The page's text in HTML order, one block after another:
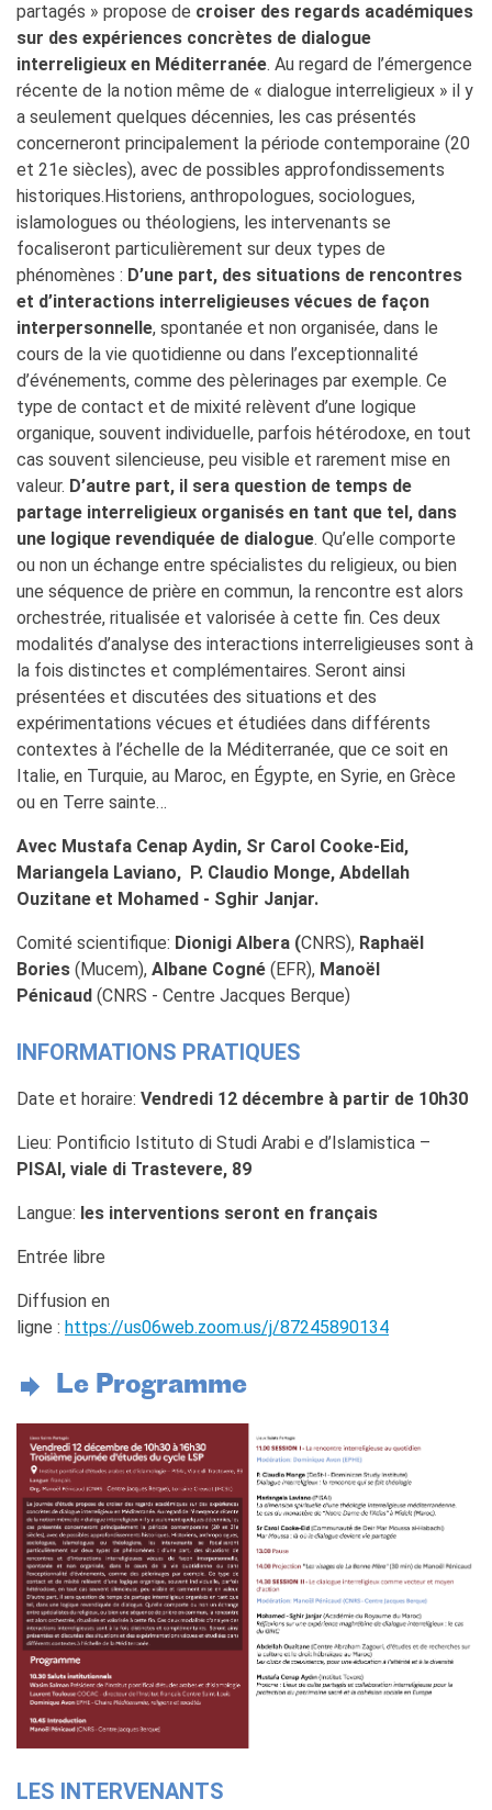
partagés » propose de croiser des regards académiques
sur des expériences concrètes de dialogue
interreligieux en Méditerranée. Au regard de l’émergence
récente de la notion même de « dialogue interreligieux » il y
a seulement quelques décennies, les cas présentés
concerneront principalement la période contemporaine (20
et 21e siècles), avec de possibles approfondissements
historiques.Historiens, anthropologues, sociologues,
islamologues ou théologiens, les intervenants se
focaliseront particulièrement sur deux types de
phénomènes : D’une part, des situations de rencontres
et d’interactions interreligieuses vécues de façon
interpersonnelle, spontanée et non organisée, dans le
cours de la vie quotidienne ou dans l’exceptionnalité
d’événements, comme des pèlerinages par exemple. Ce
type de contact et de mixité relèvent d’une logique
organique, souvent individuelle, parfois hétérodoxe, en tout
cas souvent silencieuse, peu visible et rarement mise en
valeur. D’autre part, il sera question de temps de
partage interreligieux organisés en tant que tel, dans
une logique revendiquée de dialogue. Qu’elle comporte
ou non un échange entre spécialistes du religieux, ou bien
une séquence de prière en commun, la rencontre est alors
orchestrée, ritualisée et valorisée à cette fin. Ces deux
modalités d’analyse des interactions interreligieuses sont à
la fois distinctes et complémentaires. Seront ainsi
présentées et discutées des situations et des
expérimentations vécues et étudiées dans différents
contextes à l’échelle de la Méditerranée, que ce soit en
Italie, en Turquie, au Maroc, en Égypte, en Syrie, en Grèce
ou en Terre sainte…
Avec Mustafa Cenap Aydin, Sr Carol Cooke-Eid,
Mariangela Laviano, P. Claudio Monge, Abdellah
Ouzitane et Mohamed - Sghir Janjar.
Comité scientifique: Dionigi Albera (CNRS), Raphaël
Bories (Mucem), Albane Cogné (EFR), Manoël
Pénicaud (CNRS - Centre Jacques Berque)
INFORMATIONS PRATIQUES
Date et horaire: Vendredi 12 décembre à partir de 10h30
Lieu: Pontificio Istituto di Studi Arabi e d’Islamistica –
PISAI, viale di Trastevere, 89
Langue: les interventions seront en français
Entrée libre
Diffusion en
ligne : https://us06web.zoom.us/j/87245890134
Le Programme
LES INTERVENANTS